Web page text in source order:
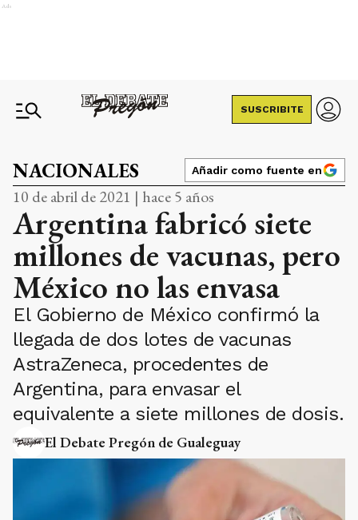
Ads
SUSCRIBITE
NACIONALES Añadir como fuente en
10 de abril de 2021 | hace 5 años
Argentina fabricó siete
millones de vacunas, pero
México no las envasa
El Gobierno de México confirmó la
llegada de dos lotes de vacunas
AstraZeneca, procedentes de
Argentina, para envasar el
equivalente a siete millones de dosis.
El Debate Pregón de Gualeguay